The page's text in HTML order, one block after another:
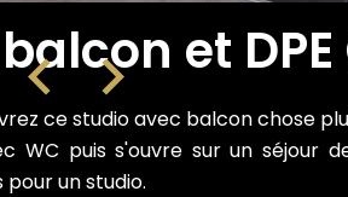
et
ce studio avec balcon chose
puis s'ouvre sur un séjour
un studio.